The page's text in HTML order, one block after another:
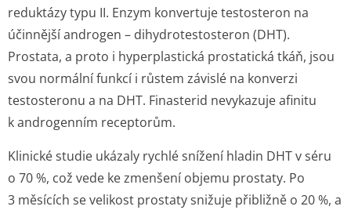
reduktázy typu II. Enzym konvertuje testosteron na
účinnější androgen – dihydrotestosteron (DHT).
Prostata, a proto i hyperplastická prostatická tkáň, jsou
svou normální funkcí i růstem závislé na konverzi
testosteronu a na DHT. Finasterid nevykazuje afinitu
k androgenním receptorům.
Klinické studie ukázaly rychlé snížení hladin DHT v séru
o 70 %, což vede ke zmenšení objemu prostaty. Po
3 měsících se velikost prostaty snižuje přibližně o 20 %, a